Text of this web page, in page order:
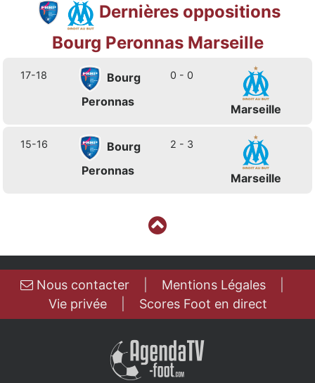
Dernières oppositions
Bourg Peronnas Marseille
17-18
Bourg
Peronnas
0 - 0
Marseille
15-16
Bourg
Peronnas
2 - 3
Marseille
Nous contacter Mentions Légales
Vie privée| Scores Foot en direct